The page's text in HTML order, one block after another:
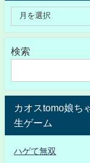
検索
カオスtomo娘ち
生ゲーム
ハゲて無双